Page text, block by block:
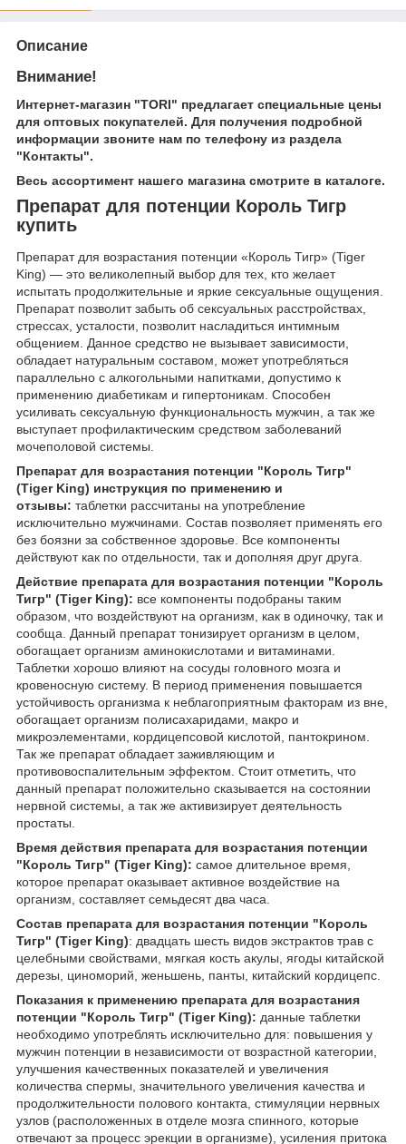
Описание
Внимание!
Интернет-магазин "TORI" предлагает специальные цены
для оптовых покупателей. Для получения подробной
информации звоните нам по телефону из раздела
"Контакты".
Весь ассортимент нашего магазина смотрите в каталоге.
Препарат для потенции Король Тигр
купить
Препарат для возрастания потенции «Король Тигр» (Tiger
King) — это великолепный выбор для тех, кто желает
испытать продолжительные и яркие сексуальные ощущения.
Препарат позволит забыть об сексуальных расстройствах,
стрессах, усталости, позволит насладиться интимным
общением. Данное средство не вызывает зависимости,
обладает натуральным составом, может употребляться
параллельно с алкогольными напитками, допустимо к
применению диабетикам и гипертоникам. Способен
усиливать сексуальную функциональность мужчин, а так же
выступает профилактическим средством заболеваний
мочеполовой системы.
Препарат для возрастания потенции "Король Тигр"
(Tiger King) инструкция по применению и
отзывы: таблетки рассчитаны на употребление
исключительно мужчинами. Состав позволяет применять его
без боязни за собственное здоровье. Все компоненты
действуют как по отдельности, так и дополняя друг друга.
Действие препарата для возрастания потенции "Король
Тигр" (Tiger King): все компоненты подобраны таким
образом, что воздействуют на организм, как в одиночку, так и
сообща. Данный препарат тонизирует организм в целом,
обогащает организм аминокислотами и витаминами.
Таблетки хорошо влияют на сосуды головного мозга и
кровеносную систему. В период применения повышается
устойчивость организма к неблагоприятным факторам из вне,
обогащает организм полисахаридами, макро и
микроэлементами, кордицепсовой кислотой, пантокрином.
Так же препарат обладает заживляющим и
противовоспалительным эффектом. Стоит отметить, что
данный препарат положительно сказывается на состоянии
нервной системы, а так же активизирует деятельность
простаты.
Время действия препарата для возрастания потенции
"Король Тигр" (Tiger King): самое длительное время,
которое препарат оказывает активное воздействие на
организм, составляет семьдесят два часа.
Состав препарата для возрастания потенции "Король
Тигр" (Tiger King): двадцать шесть видов экстрактов трав с
целебными свойствами, мягкая кость акулы, ягоды китайской
дерезы, циноморий, женьшень, панты, китайский кордицепс.
Показания к применению препарата для возрастания
потенции "Король Тигр" (Tiger King): данные таблетки
необходимо употреблять исключительно для: повышения у
мужчин потенции в независимости от возрастной категории,
улучшения качественных показателей и увеличения
количества спермы, значительного увеличения качества и
продолжительности полового контакта, стимуляции нервных
узлов (расположенных в отделе мозга спинного, которые
отвечают за процесс эрекции в организме), усиления притока